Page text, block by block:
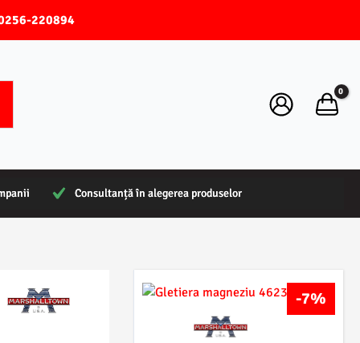
220894
Consultanță în alegerea produselor
Consultanță în alegerea produselor
-7%